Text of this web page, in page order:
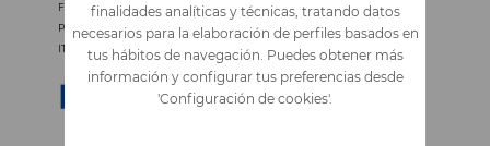
finalidades analíticas y técnicas, tratando datos
necesarios para la elaboración de perfiles basados en
tus hábitos de navegación. Puedes obtener más
información y configurar tus preferencias desde
'Configuración de cookies'.
FRANÇAIS
PORTUGUÊS
ITALIANO